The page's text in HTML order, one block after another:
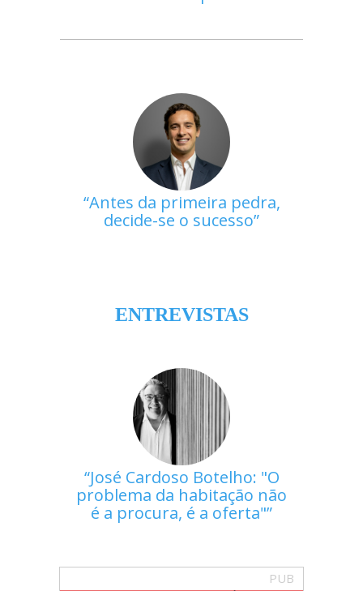
Antes da primeira pedra,
decide-se o sucesso
ENTREVISTAS
José Cardoso Botelho: "O
problema da habitação não
é a procura, é a oferta"
PUB